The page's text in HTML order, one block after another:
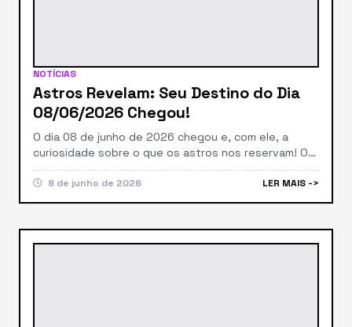
NOTÍCIAS
Astros Revelam: Seu Destino do Dia
08/06/2026 Chegou!
O dia 08 de junho de 2026 chegou e, com ele, a
curiosidade sobre o que os astros nos reservam! O
Portal Farofa, sempre ligado nas energias do
universo, traz as aguardadas previsões astrológicas
para todos os signos. Prepare-se para descobrir os
saúde neste dia, sob a atenta […]
8 de junho de 2026 LER MAIS ->